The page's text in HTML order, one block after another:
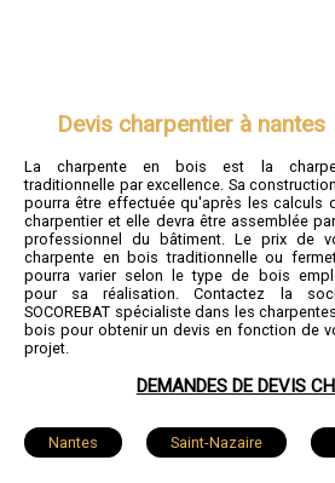
Devis charpentier à nantes
La charpente en bois est la
traditionnelle par excellence. Sa
pourra être effectuée qu'après les calculs
charpentier et elle devra être assemblée
professionnel du bâtiment. Le prix de
charpente en bois traditionnelle ou
pourra varier selon le type de bois
pour sa réalisation. Contactez la
SOCOREBAT spécialiste dans les
bois pour obtenir un devis en fonction de
projet.
DEMANDES DE DEVIS
Nantes Saint-Nazaire